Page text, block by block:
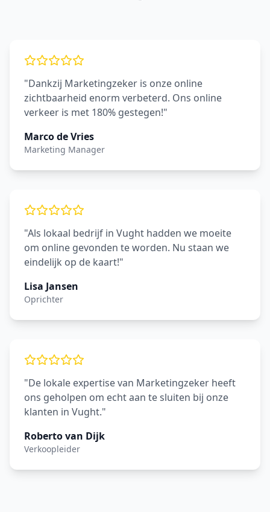
"Dankzij Marketingzeker is onze online
zichtbaarheid enorm verbeterd. Ons online
verkeer is met 180% gestegen!"
Marco de Vries
Marketing Manager
"Als lokaal bedrijf in Vught hadden we moeite
om online gevonden te worden. Nu staan we
eindelijk op de kaart!"
Lisa Jansen
Oprichter
"De lokale expertise van Marketingzeker heeft
ons geholpen om echt aan te sluiten bij onze
klanten in Vught."
Roberto van Dijk
Verkoopleider